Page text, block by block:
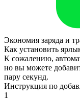
Экономия заряда и
Как установить
К сожалению,
но вы можете
пару секунд.
Инструкция по
1